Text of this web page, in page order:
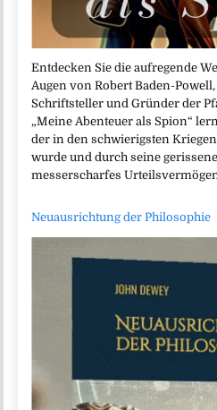
Entdecken Sie die aufregende
Augen von Robert Baden-
Schriftsteller und Gründer der
„Meine Abenteuer als Spion“
der in den schwierigsten
wurde und durch seine
messerscharfes
Neuausrichtung der Philosophie